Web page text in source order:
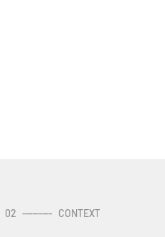
02 --------- CONTEXT